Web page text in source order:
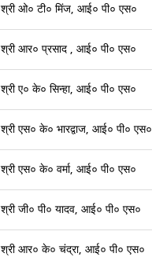
श्री ओ० टी० मिंज, आई० पी० एस०
श्री आर० प्रसाद , आई० पी० एस०
श्री ए० के० सिन्हा, आई० पी० एस०
श्री एस० के० भारद्वाज, आई० पी० एस०
श्री एस० के० वर्मा, आई० पी० एस०
श्री जी० पी० यादव, आई० पी० एस०
श्री आर० के० चंद्रा, आई० पी० एस०